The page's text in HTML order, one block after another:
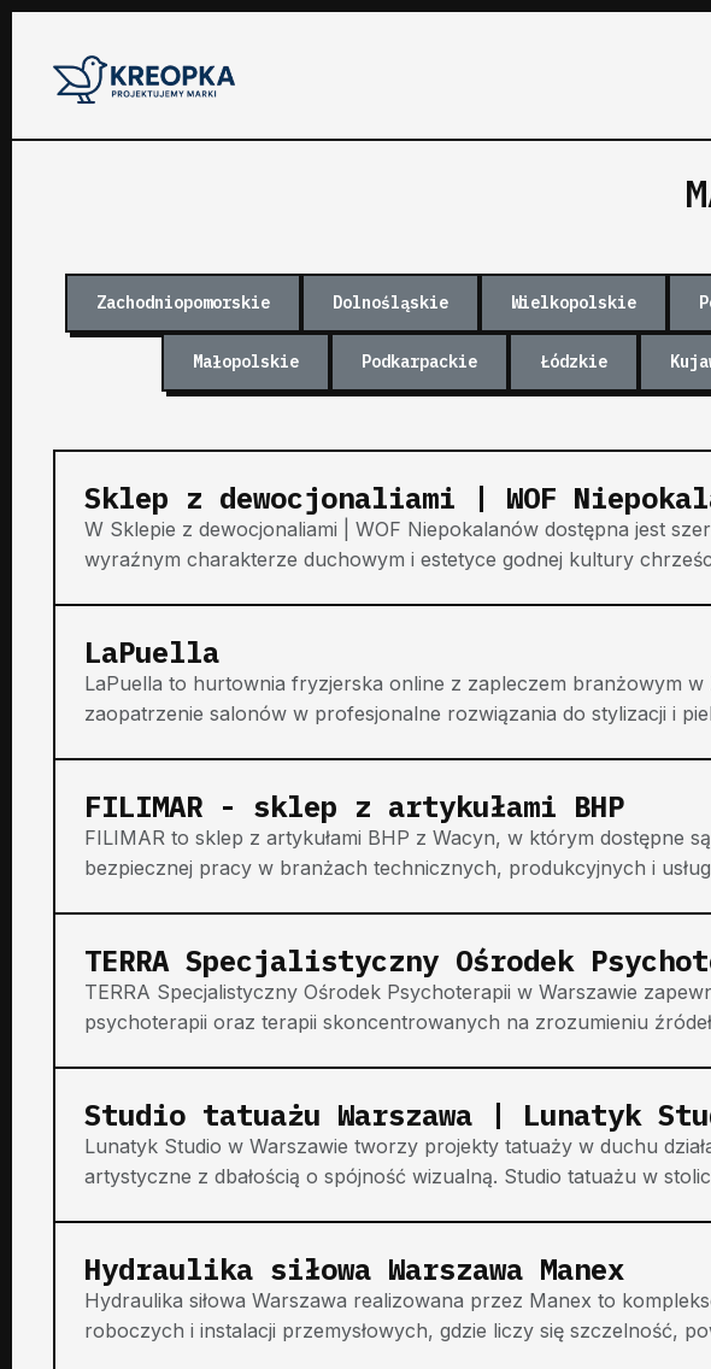
Zachodniopomorskie Dolnośląskie Wielkopolskie
Małopolskie Podkarpackie Łódzkie
Sklep z dewocjonaliami | WOF
W Sklepie z dewocjonaliami | WOF Niepokalanów dostępna jest
wyraźnym charakterze duchowym i estetyce godnej kultury
LaPuella
LaPuella to hurtownia fryzjerska online z zapleczem branżowym w
zaopatrzenie salonów w profesjonalne rozwiązania do stylizacji i
FILIMAR - sklep z artykułami BHP
FILIMAR to sklep z artykułami BHP z Wacyn, w którym dostępne
bezpiecznej pracy w branżach technicznych, produkcyjnych i
TERRA Specjalistyczny Ośrodek
TERRA Specjalistyczny Ośrodek Psychoterapii w Warszawie
psychoterapii oraz terapii skoncentrowanych na zrozumieniu
Studio tatuażu Warszawa | Lunatyk
Lunatyk Studio w Warszawie tworzy projekty tatuaży w duchu
artystyczne z dbałością o spójność wizualną. Studio tatuażu w
Hydraulika siłowa Warszawa Manex
Hydraulika siłowa Warszawa realizowana przez Manex to
roboczych i instalacji przemysłowych, gdzie liczy się szczelność,